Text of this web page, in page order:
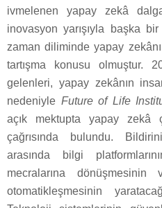
ivmelenen yapay zekâ
inovasyon yarışıyla başka bir
zaman diliminde yapay
tartışma konusu olmuştur.
gelenleri, yapay zekânın
nedeniyle Future of Life
açık mektupta yapay zekâ
çağrısında bulundu.
arasında bilgi
mecralarına
otomatikleşmesinin